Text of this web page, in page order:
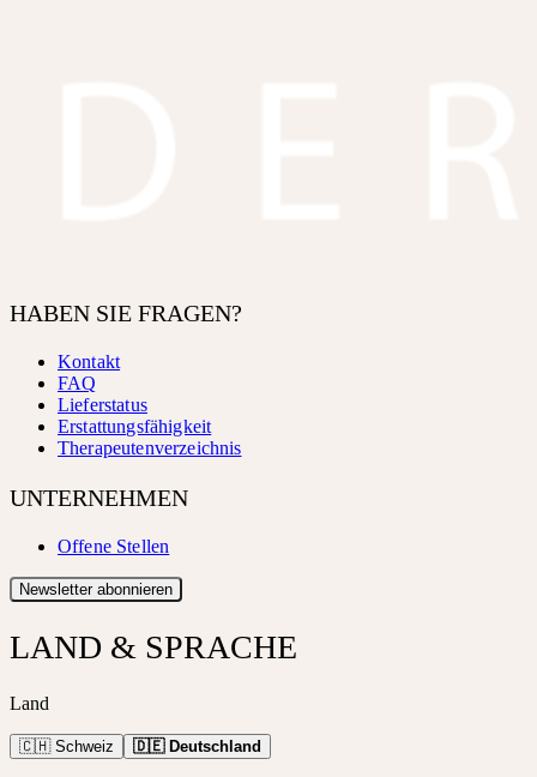
HABEN SIE FRAGEN?
Kontakt
FAQ
Lieferstatus
Erstattungsfähigkeit
Therapeutenverzeichnis
UNTERNEHMEN
Offene Stellen
Newsletter abonnieren
LAND & SPRACHE
Land
🇨🇭 Schweiz 🇩🇪 Deutschland